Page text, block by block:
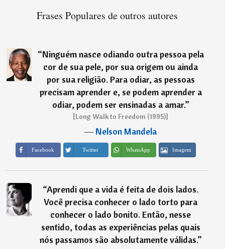
Frases Populares de outros autores
“Ninguém nasce odiando outra pessoa pela
cor de sua pele, por sua origem ou ainda
por sua religião. Para odiar, as pessoas
precisam aprender e, se podem aprender a
odiar, podem ser ensinadas a amar.”
[Long Walk to Freedom (1995)]
―Nelson Mandela
Facebook Twitter WhatsApp Imagem
“Aprendi que a vida é feita de dois lados.
Você precisa conhecer o lado torto para
conhecer o lado bonito. Então, nesse
sentido, todas as experiências pelas quais
nós passamos são absolutamente válidas.”